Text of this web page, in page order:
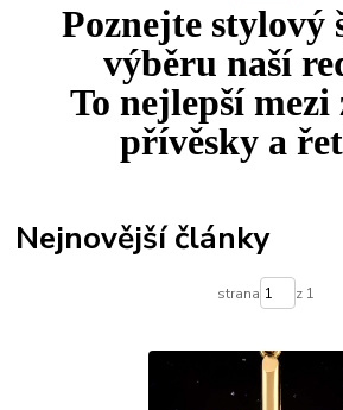
Poznejte stylový
výběru naší
To nejlepší mezi
přívěsky a
Nejnovější články
strana z 1